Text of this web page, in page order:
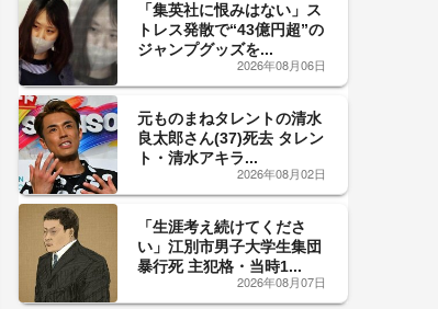
「集英社に恨みはない」ス
トレス発散で“43億円超”の
ジャンプグッズを...
2026年08月06日
元ものまねタレントの清水
良太郎さん(37)死去 タレン
ト・清水アキラ...
2026年08月02日
「生涯考え続けてくださ
い」江別市男子大学生集団
暴行死 主犯格・当時1...
2026年08月07日